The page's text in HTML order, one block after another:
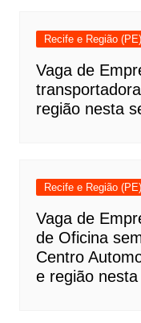
Recife e Região (PE)
Vaga de
região nesta
Recife e Região (PE)
Vaga de
de Oficina
Centro
e região